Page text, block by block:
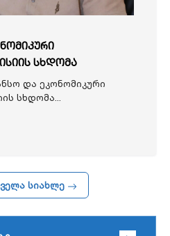
სხდომა
და ეკონომიკური
სხდომა...
სიახლე